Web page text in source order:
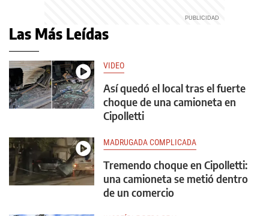
Las Más Leídas
VIDEO
Así quedó el local tras el fuerte
choque de una camioneta en
Cipolletti
MADRUGADA COMPLICADA
Tremendo choque en Cipolletti:
una camioneta se metió dentro
de un comercio